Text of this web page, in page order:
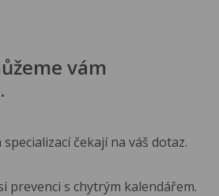
vám
čekají na váš dotaz.
prevenci s chytrým kalendářem.